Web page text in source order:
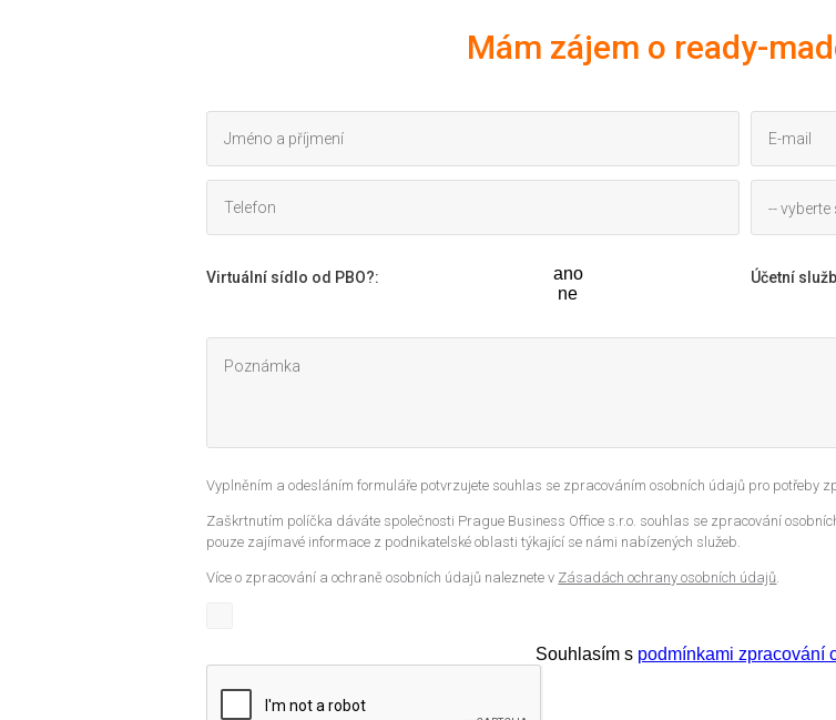
Mám zájem o ready-
--
Virtuální sídlo od PBO?:
ano
ne
Účetní
Vyplněním a odesláním formuláře potvrzujete souhlas se zpracováním osobních údajů pro potřeby
Zaškrtnutím políčka dáváte společnosti Prague Business Office s.r.o. souhlas se zpracování
pouze zajímavé informace z podnikatelské oblasti týkající se námi nabízených služeb.
Více o zpracování a ochraně osobních údajů naleznete v Zásadách ochrany osobních údajů.
Souhlasím s podmínkami zpracování